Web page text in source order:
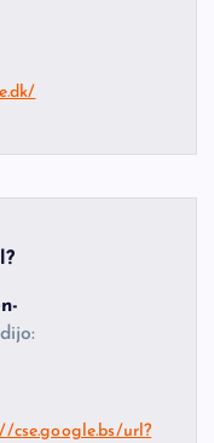
dijo:
cse.google.bs/url?